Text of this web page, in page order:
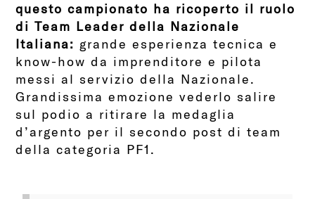
questo campionato ha ricoperto il ruolo
di Team Leader della Nazionale
Italiana: grande esperienza tecnica e
know-how da imprenditore e pilota
messi al servizio della Nazionale.
Grandissima emozione vederlo salire
sul podio a ritirare la medaglia
d’argento per il secondo post di team
della categoria PF1.